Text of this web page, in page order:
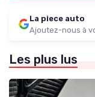
La piece auto
Ajoutez-nous à
Les plus lus